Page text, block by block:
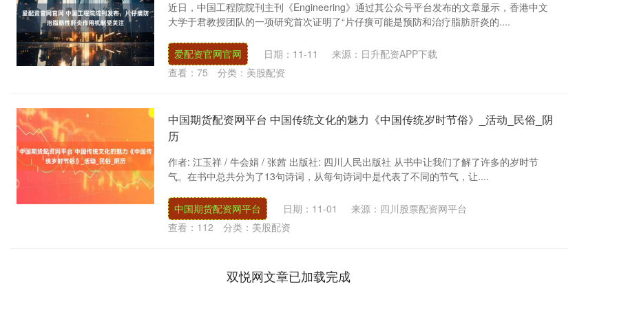
近日，中国工程院院刊主刊《Engineering》通过其公众号平台发布的文章显示，香港中文
大学于君教授团队的一项研究首次证明了“片仔癀可能是预防和治疗脂肪肝炎的....
爱配资官网官网 日期：11-11
来源：日升配资APP下载
查看： 75 分类： 美股配资
中国期货配资网平台 中国传统文化的魅力《中国传统岁时节俗》_活动_民俗_阴
历
作者: 江玉祥 / 牛会娟 / 张茜 出版社: 四川人民出版社 从书中让我们了解了许多的岁时节
气。在书中总共分为了13句诗词，从每句诗词中是代表了不同的节气，让....
中国期货配资网平台 日期：11-01
来源：四川股票配资网平台
查看： 112 分类： 美股配资
双悦网文章已加载完成